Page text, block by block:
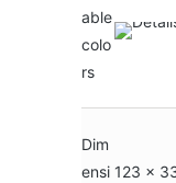
able
colo
rs
Dim
ensi 123 x